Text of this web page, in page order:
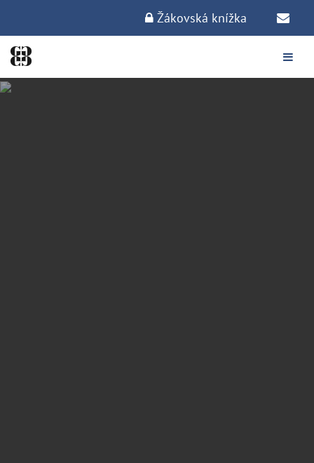
Žákovská knížka